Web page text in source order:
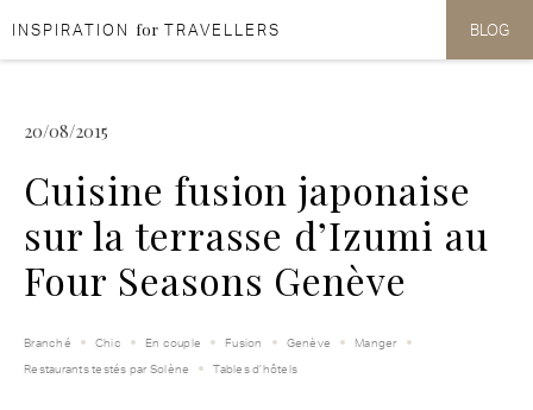
Aller au contenu
Aller au menu
INSPIRATION for TRAVELLERS BLOG
20/08/2015
Cuisine fusion japonaise
sur la terrasse d’Izumi au
Four Seasons Genève
Branché Chic En couple Fusion Genève
Manger
Restaurants testés par Solène
Tables d’hôtels